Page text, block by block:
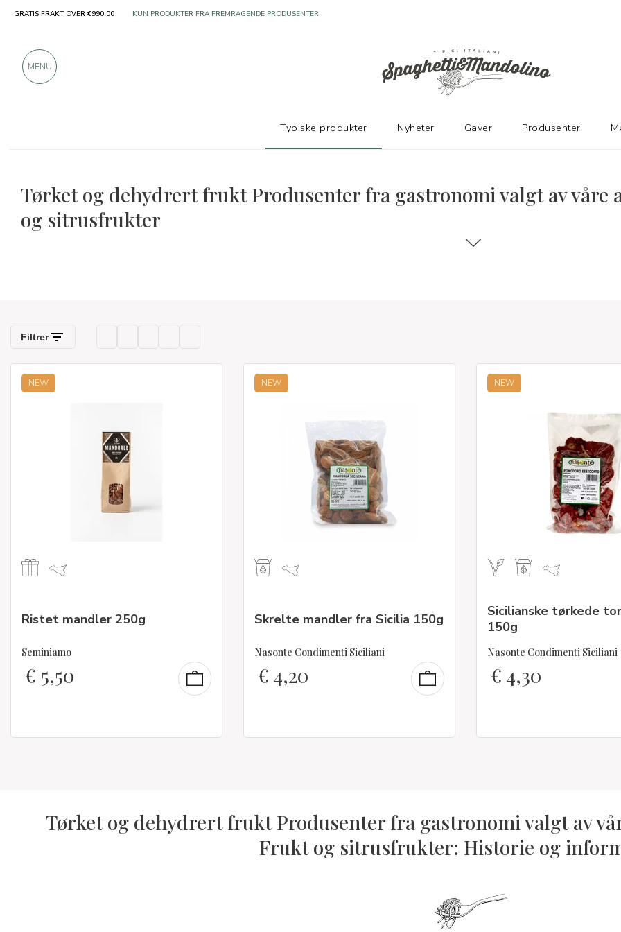
Tørket og dehydrert frukt Produsenter fra gastronomi valgt av våre
og sitrusfrukter
NEW
Ristet mandler 250g
Seminiamo
€ 5,50
NEW
Skrelte mandler fra Sicilia 150g
Nasonte Condimenti Siciliani
€4,20
NEW
Sicilianske tørkede
150g
Nasonte Condimenti Siciliani
€4,30
Tørket og dehydrert frukt Produsenter fra gastronomi valgt av
Frukt og sitrusfrukter: Historie og
GRATIS FRAKT OVER €990,00 KUN PRODUKTER FRA FREMRAGENDE PRODUSENTER
MENU
Typiske produkter Nyheter Gaver Produsenter